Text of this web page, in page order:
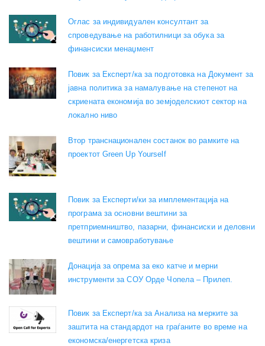
Оглас за индивидуален консултант за
спроведување на работилници за обука за
финансиски менаџмент
Повик за Експерт/ка за подготовка на Документ за
јавна политика за намалување на степенот на
скриената економија во земјоделскиот сектор на
локално ниво
Втор транснационален состанок во рамките на
проектот Green Up Yourself
Повик за Експерти/ки за имплементација на
програма за основни вештини за
претприемништво, пазарни, финансиски и деловни
вештини и самовработување
Донација за опрема за еко катче и мерни
инструменти за СОУ Орде Чопела – Прилеп.
Повик за Експерт/ка за Анализа на мерките за
заштита на стандардот на граѓаните во време на
економска/енергетска криза